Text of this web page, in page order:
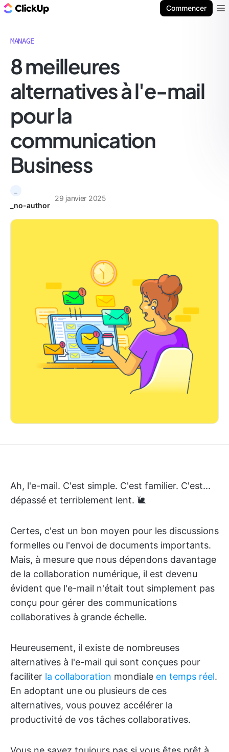
Commencer
MANAGE
8 meilleures
alternatives à l'e-mail
pour la
communication
Business
_no-author
29 janvier 2025
Ah, l'e-mail. C'est simple. C'est familier. C'est...
dépassé et terriblement lent. 🐌
Certes, c'est un bon moyen pour les discussions
formelles ou l'envoi de documents importants.
Mais, à mesure que nous dépendons davantage
de la collaboration numérique, il est devenu
évident que l'e-mail n'était tout simplement pas
conçu pour gérer des communications
collaboratives à grande échelle.
Heureusement, il existe de nombreuses
alternatives à l'e-mail qui sont conçues pour
faciliter la collaboration mondiale en temps réel.
En adoptant une ou plusieurs de ces
alternatives, vous pouvez accélérer la
productivité de vos tâches collaboratives.